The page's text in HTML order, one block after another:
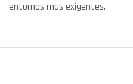
entornos mas exigentes.